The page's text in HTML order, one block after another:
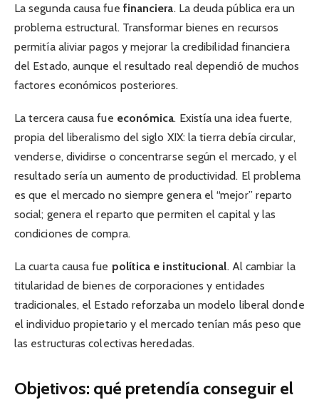
La segunda causa fue financiera. La deuda pública era un
problema estructural. Transformar bienes en recursos
permitía aliviar pagos y mejorar la credibilidad financiera
del Estado, aunque el resultado real dependió de muchos
factores económicos posteriores.
La tercera causa fue económica. Existía una idea fuerte,
propia del liberalismo del siglo XIX: la tierra debía circular,
venderse, dividirse o concentrarse según el mercado, y el
resultado sería un aumento de productividad. El problema
es que el mercado no siempre genera el “mejor” reparto
social; genera el reparto que permiten el capital y las
condiciones de compra.
La cuarta causa fue política e institucional. Al cambiar la
titularidad de bienes de corporaciones y entidades
tradicionales, el Estado reforzaba un modelo liberal donde
el individuo propietario y el mercado tenían más peso que
las estructuras colectivas heredadas.
Objetivos: qué pretendía conseguir el